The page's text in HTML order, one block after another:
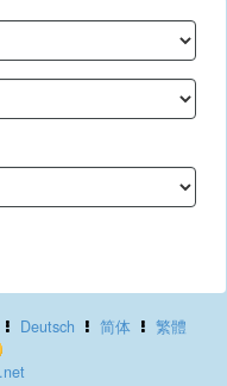
Deutsch 简体 繁體